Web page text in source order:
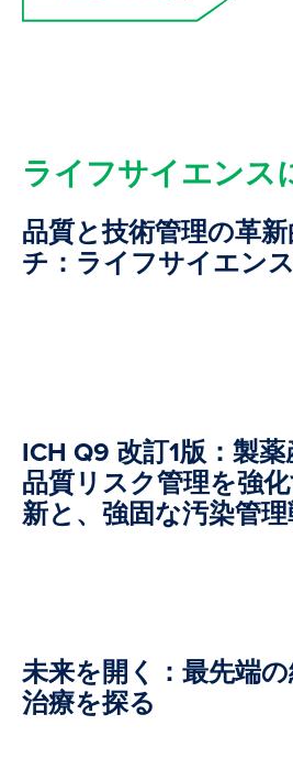
ライフサイエンス
品質と技術管理の革
チ：ライフサイエン
ICH Q9 改訂1版：製
品質リスク管理を強
新と、強固な汚染管
未来を開く：最先端
治療を探る